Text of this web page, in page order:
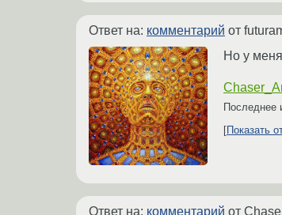
Ответ на: комментарий от
Но у
Последнее
Показать
Ответ на: комментарий от